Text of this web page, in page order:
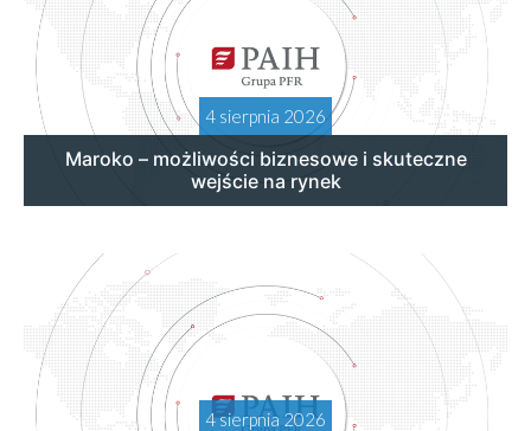
4 sierpnia 2026
Maroko – możliwości biznesowe i skuteczne
wejście na rynek
4 sierpnia 2026